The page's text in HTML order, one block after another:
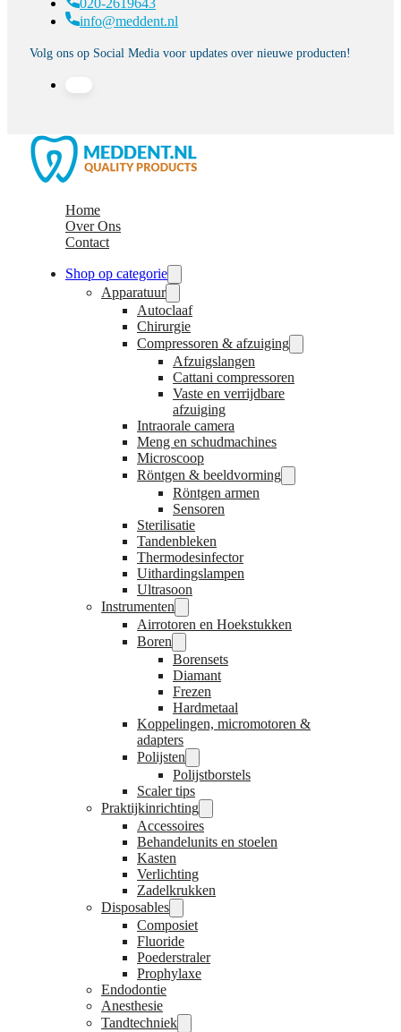
020-2619643
info@meddent.nl
Volg ons op Social Media voor updates over nieuwe producten!
Home
Over Ons
Contact
Shop op categorie
Apparatuur
Autoclaaf
Chirurgie
Compressoren & afzuiging
Afzuigslangen
Cattani compressoren
Vaste en verrijdbare
afzuiging
Intraorale camera
Meng en schudmachines
Microscoop
Röntgen & beeldvorming
Röntgen armen
Sensoren
Sterilisatie
Tandenbleken
Thermodesinfector
Uithardingslampen
Ultrasoon
Instrumenten
Airrotoren en Hoekstukken
Boren
Borensets
Diamant
Frezen
Hardmetaal
Koppelingen, micromotoren &
adapters
Polijsten
Polijstborstels
Scaler tips
Praktijkinrichting
Accessoires
Behandelunits en stoelen
Kasten
Verlichting
Zadelkrukken
Disposables
Composiet
Fluoride
Poederstraler
Prophylaxe
Endodontie
Anesthesie
Tandtechniek